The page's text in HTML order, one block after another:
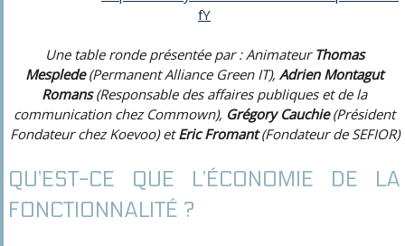
fY
Une table ronde présentée par : Animateur Thomas
Mesplede(Permanent Alliance Green IT), Adrien Montagut
Romans(Responsable des affaires publiques et de la
communication chez Commown), Grégory Cauchie(Président
Fondateur chez Koevoo) etEric Fromant(Fondateur de SEFIOR)
QU’EST-CE QUE L’ÉCONOMIE DE LA
FONCTIONNALITÉ ?